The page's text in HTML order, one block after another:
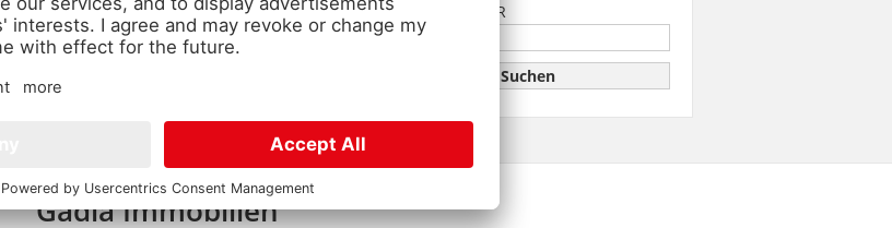
Preis bis: in EUR
Gadia Immobilien